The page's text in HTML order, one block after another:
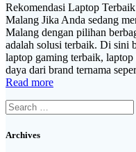
Rekomendasi Laptop
Malang Jika Anda sedang
Malang dengan pilihan
adalah solusi terbaik. Di sini
laptop gaming terbaik,
daya dari brand ternama
Read more
Search
for:
Archives